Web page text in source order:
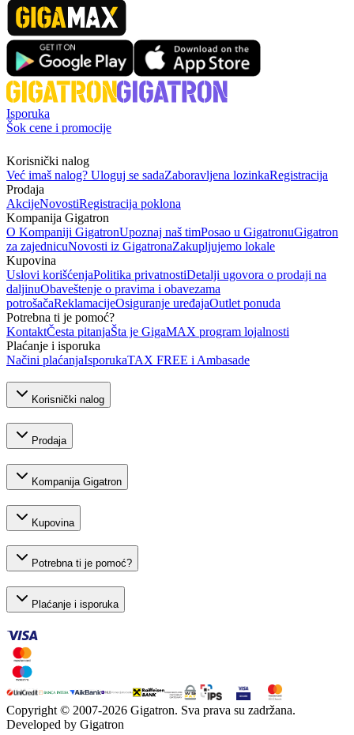
Isporuka
Šok cene i promocije
Korisnički nalog
Već imaš nalog? Uloguj se sadaZaboravljena lozinkaRegistracija
Prodaja
AkcijeNovostiRegistracija poklona
Kompanija Gigatron
O Kompaniji GigatronUpoznaj naš timPosao u GigatronuGigatron
za zajednicuNovosti iz GigatronaZakupljujemo lokale
Kupovina
Uslovi korišćenjaPolitika privatnostiDetalji ugovora o prodaji na
daljinuObaveštenje o pravima i obavezama
potrošačaReklamacijeOsiguranje uređajaOutlet ponuda
Potrebna ti je pomoć?
KontaktČesta pitanjaŠta je GigaMAX program lojalnosti
Plaćanje i isporuka
Načini plaćanjaIsporukaTAX FREE i Ambasade
Korisnički nalog
Prodaja
Kompanija Gigatron
Kupovina
Potrebna ti je pomoć?
Plaćanje i isporuka
Copyright © 2007-2026 Gigatron. Sva prava su zadržana.
Developed by Gigatron